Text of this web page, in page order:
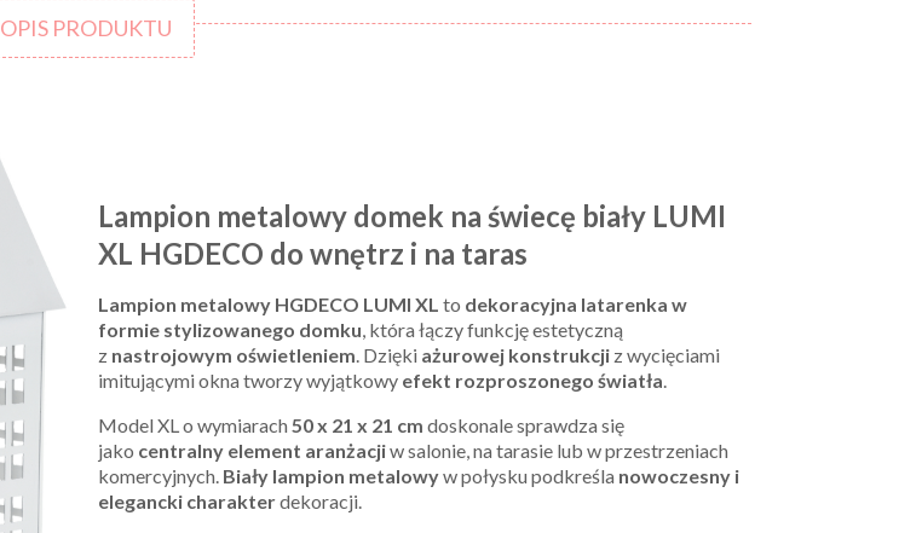
OPIS PRODUKTU
Lampion metalowy domek na świecę biały LUMI
XL HGDECO do wnętrz i na taras
Lampion metalowy HGDECO LUMI XL to dekoracyjna latarenka w
formie stylizowanego domku, która łączy funkcję estetyczną
z nastrojowym oświetleniem. Dzięki ażurowej konstrukcji z wycięciami
imitującymi okna tworzy wyjątkowy efekt rozproszonego światła.
Model XL o wymiarach 50 x 21 x 21 cm doskonale sprawdza się
jako centralny element aranżacjiw salonie, na tarasie lub w przestrzeniach
komercyjnych. Biały lampion metalowyw połysku podkreśla nowoczesny i
elegancki charakterdekoracji.